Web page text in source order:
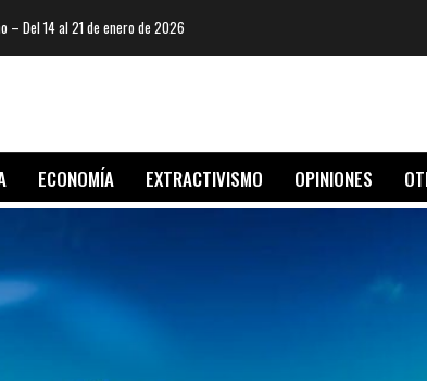
– Del 14 al 21 de enero de 2026
ECONOMÍA EXTRACTIVISMO OPINIONES